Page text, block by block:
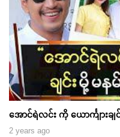
အောင်ရဲလင်း ကို ယောင်္ကျားချ
2 years ago